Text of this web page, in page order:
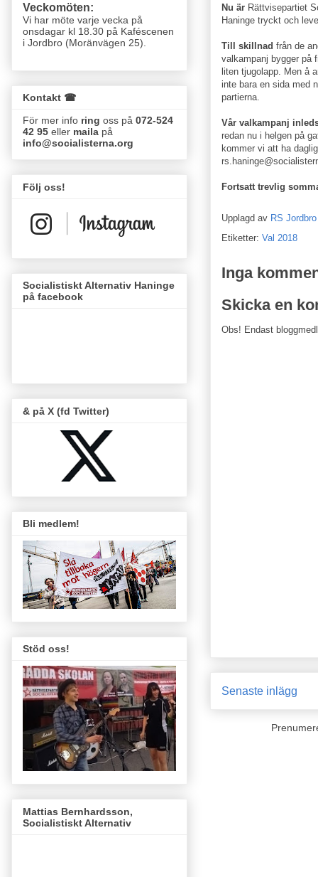
Nu är Rättvisepartiet
Haninge tryckt och
Till skillnad från de
valkampanj bygger på
liten tjugolapp. Men å
inte bara en sida med
partierna.
Vår valkampanj
redan nu i helgen på
kommer vi att ha
Fortsatt trevlig
Upplagd av RS Jordbro
Etiketter: Val 2018
Inga
Skicka en
Obs! Endast
Senaste inlägg
Veckomöten:
Vi har möte varje vecka på
onsdagar kl 18.30 på Kaféscenen
i Jordbro (Moränvägen 25)
Kontakt ☎
För mer info ring oss på 072-524
42 95 eller maila på
info@socialisterna.org
Följ oss!
Socialistiskt Alternativ Haninge
på facebook
& på X (fd Twitter)
Bli medlem!
Stöd oss!
Mattias Bernhardsson,
Socialistiskt Alternativ